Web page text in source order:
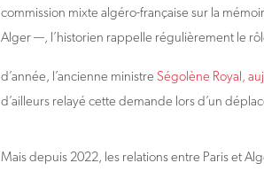
commission mixte algéro-française sur la
Alger —, l’historien rappelle régulièrement le
d’année, l’ancienne ministre Ségolène Royal,
d’ailleurs relayé cette demande lors d’un
Mais depuis 2022, les relations entre Paris et